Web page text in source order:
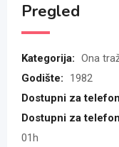
Pregled
Kategorija: Ona
Godište:
1982
Dostupni za
Dostupni za
01h